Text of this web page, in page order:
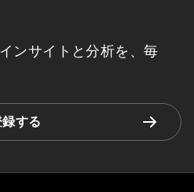
ンサイトと分析を、毎
する